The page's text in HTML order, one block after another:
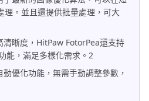
理。並且還提供批量處理，可大
清晰度，HitPaw FotorPea還支持
能，滿足多樣化需求。2
動優化功能，無需手動調整參數，